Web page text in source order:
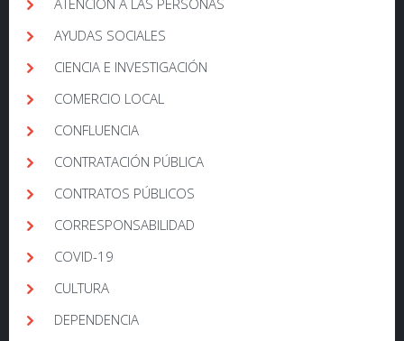
ATENCIÓN A LAS PERSONAS
AYUDAS SOCIALES
CIENCIA E INVESTIGACIÓN
COMERCIO LOCAL
CONFLUENCIA
CONTRATACIÓN PÚBLICA
CONTRATOS PÚBLICOS
CORRESPONSABILIDAD
COVID-19
CULTURA
DEPENDENCIA